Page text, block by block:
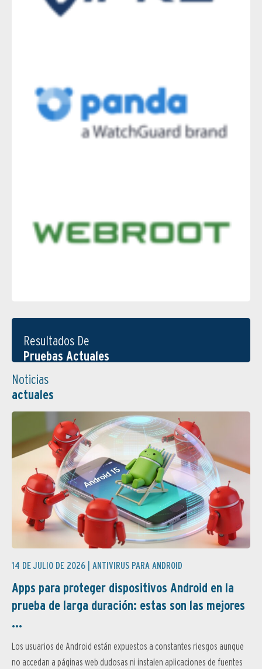
Resultados De
Pruebas Actuales
Noticias
actuales
14 DE JULIO DE 2026 | ANTIVIRUS PARA ANDROID
Apps para proteger dispositivos Android en la
prueba de larga duración: estas son las mejores
...
Los usuarios de Android están expuestos a constantes riesgos aunque
no accedan a páginas web dudosas ni instalen aplicaciones de fuentes